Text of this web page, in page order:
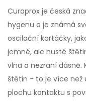
Curaprox je česká
hygenu a je známá
oscilační kartáčky,
jemné, ale husté
vlna a nezraní dásně.
štětin - to je více než
plochu kontaktu s